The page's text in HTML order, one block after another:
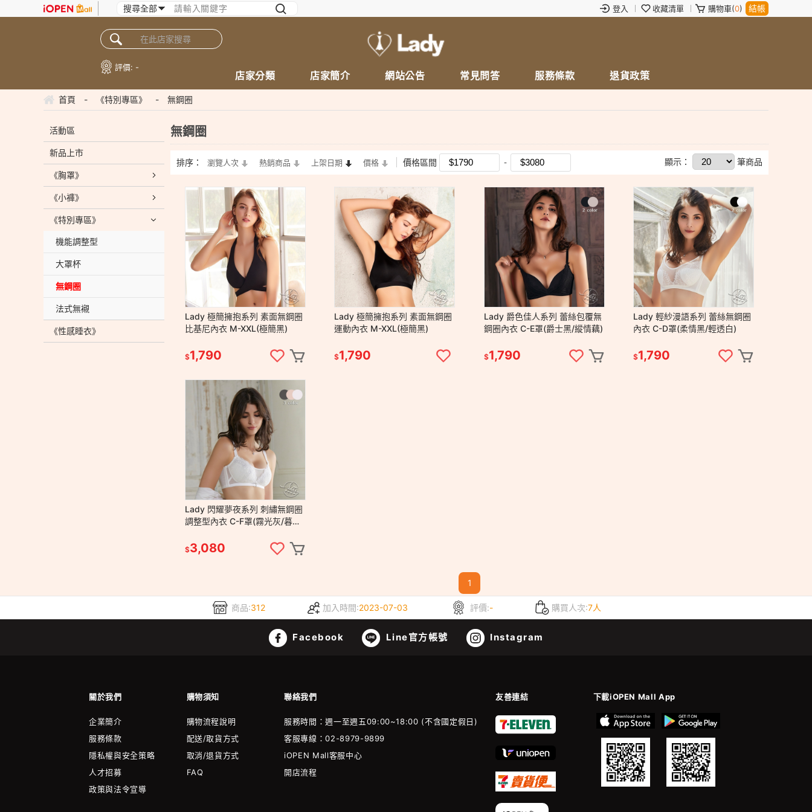
登入 收藏清單 購物車(0) 結帳
評價: -
店家分類 店家簡介 網站公告 常見問答 服務條款 退貨政策
首頁 - 《特別專區》 - 無鋼圈
活動區
新品上市
《胸罩》
《小褲》
《特別專區》
機能調整型
大罩杯
無鋼圈
法式無襯
《性感睡衣》
無鋼圈
排序： 瀏覽人次 熱銷商品 上架日期 價格 價格區間 顯示： 筆商品
Lady 極簡擁抱系列 素面無鋼圈
比基尼內衣 M-XXL(極簡黑)
$1,790
Lady 極簡擁抱系列 素面無鋼圈
運動內衣 M-XXL(極簡黑)
$1,790
Lady 爵色佳人系列 蕾絲包覆無
鋼圈內衣 C-E罩(爵士黑/縱情藕)
$1,790
Lady 輕紗漫語系列 蕾絲無鋼圈
內衣 C-D罩(柔情黑/輕透白)
$1,790
Lady 閃耀夢夜系列 刺繡無鋼圈
調整型內衣 C-F罩(霧光灰/暮光
$3,080
1
商品:312 加入時間:2023-07-03 評價:- 購買人次:7人
Facebook Line官方帳號 Instagram
關於我們 購物須知 聯絡我們 友善連結 下載iOPEN Mall App
企業簡介
服務條款
隱私權與安全策略
人才招募
政策與法令宣導
購物流程說明
配送/取貨方式
取消/退貨方式
FAQ
服務時間：週一至週五09:00~18:00 (不含國定假日)
客服專線：02-8979-9899
iOPEN Mall客服中心
開店流程